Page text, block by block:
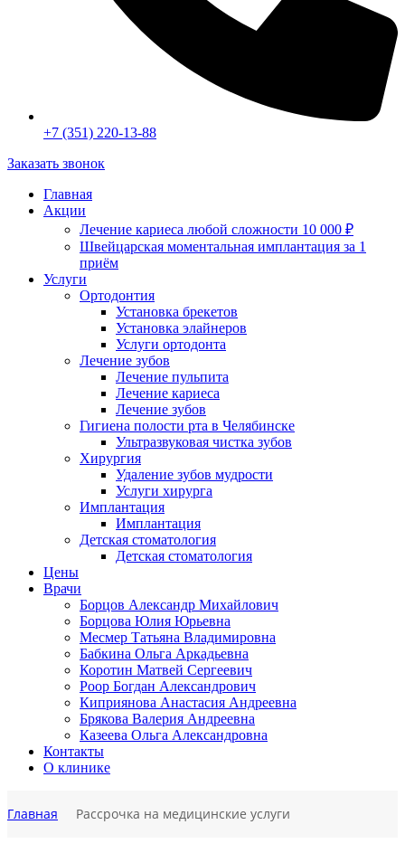
+7 (351) 220-13-88
Заказать звонок
Главная
Акции
Лечение кариеса любой сложности 10 000 ₽
Швейцарская моментальная имплантация за 1
приём
Услуги
Ортодонтия
Установка брекетов
Установка элайнеров
Услуги ортодонта
Лечение зубов
Лечение пульпита
Лечение кариеса
Лечение зубов
Гигиена полости рта в Челябинске
Ультразвуковая чистка зубов
Хирургия
Удаление зубов мудрости
Услуги хирурга
Имплантация
Имплантация
Детская стоматология
Детская стоматология
Цены
Врачи
Борцов Александр Михайлович
Борцова Юлия Юрьевна
Месмер Татьяна Владимировна
Бабкина Ольга Аркадьевна
Коротин Матвей Сергеевич
Роор Богдан Александрович
Киприянова Анастасия Андреевна
Брякова Валерия Андреевна
Казеева Ольга Александровна
Контакты
О клинике
Главная Рассрочка на медицинские услуги